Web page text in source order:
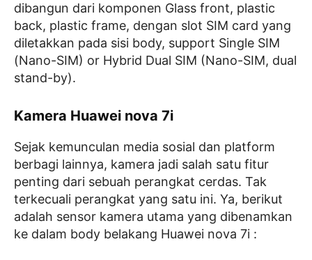
dibangun dari komponen Glass front, plastic
back, plastic frame, dengan slot SIM card yang
diletakkan pada sisi body, support Single SIM
(Nano-SIM) or Hybrid Dual SIM (Nano-SIM, dual
stand-by).
Kamera Huawei nova 7i
Sejak kemunculan media sosial dan platform
berbagi lainnya, kamera jadi salah satu fitur
penting dari sebuah perangkat cerdas. Tak
terkecuali perangkat yang satu ini. Ya, berikut
adalah sensor kamera utama yang dibenamkan
ke dalam body belakang Huawei nova 7i :